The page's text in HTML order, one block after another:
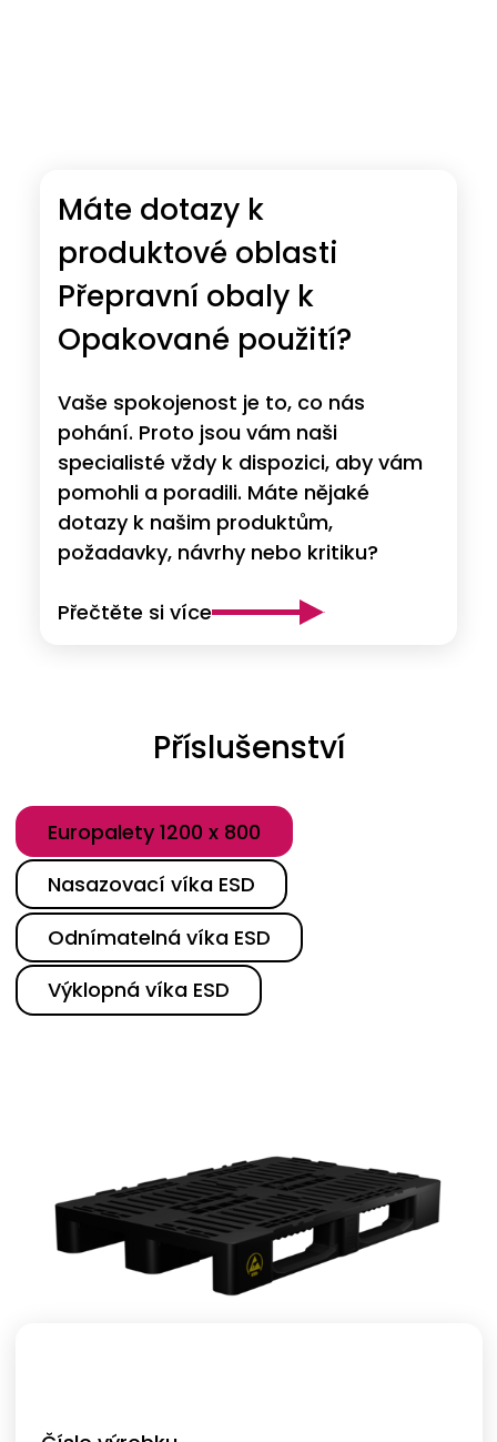
Máte dotazy k
produktové oblasti
Přepravní obaly k
Opakované použití?
Vaše spokojenost je to, co nás
pohání. Proto jsou vám naši
specialisté vždy k dispozici, aby vám
pomohli a poradili. Máte nějaké
dotazy k našim produktům,
požadavky, návrhy nebo kritiku?
Přečtěte si více
Příslušenství
Kategorie
Europalety 1200 x 800
Nasazovací víka ESD
Odnímatelná víka ESD
Výklopná víka ESD